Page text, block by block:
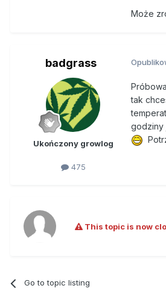
Może
badgrass
Ukończony growlog
475
tak
godziny
This topic is now
Go to topic listing